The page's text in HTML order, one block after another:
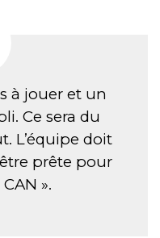
à jouer et un
Ce sera du
L’équipe doit
prête pour
».